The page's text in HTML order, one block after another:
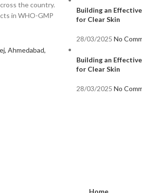
the country.
in WHO-GMP
Ahmedabad,
Building an
for Clear Skin
28/03/2025 No
Building an
for Clear Skin
28/03/2025 No
Home